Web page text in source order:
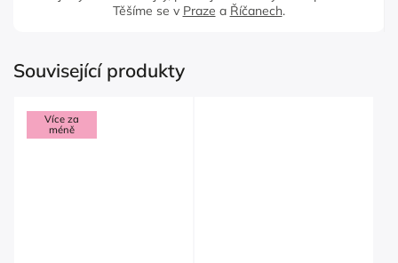
Těšíme se v Praze a Říčanech.
Související produkty
Více za
méně